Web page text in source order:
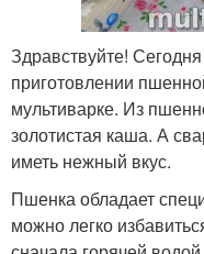
Здравствуйте!
приготовлении
мультиварке. Из
золотистая каша. А
иметь нежный вкус.
Пшенка обладает
можно легко